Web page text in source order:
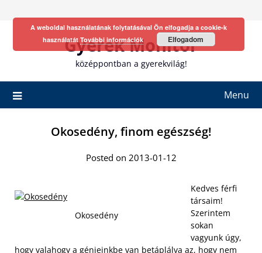
Gyerek Monitor
középpontban a gyerekvilág!
Menu
Okosedény, finom egészség!
Posted on 2013-01-12
Okosedény
Kedves férfi
társaim!
Szerintem
sokan
vagyunk úgy,
hogy valahogy a génjeinkbe van betáplálva az, hogy nem
A weboldal használatának folytatásával Ön elfogadja a cookie-k
használatát További információk Elfogadom